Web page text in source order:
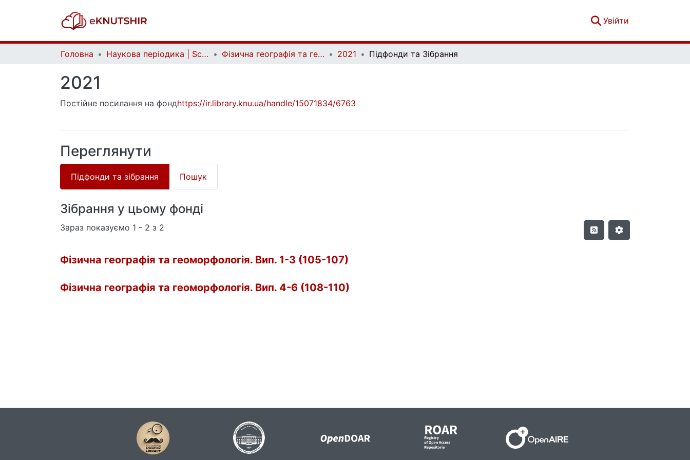
Увійти
Головна Наукова періодика | Scientific periodicals Фізична географія та геоморфологія | Physical Geography and Geomorphology 2021 Підфонди та Зібрання
2021
Постійне посилання на фондhttps://ir.library.knu.ua/handle/15071834/6763
Переглянути
Підфонди та зібрання Пошук
Зібрання у цьому фонді
Зараз показуємо 1 - 2 з 2
Фізична географія та геоморфологія. Вип. 1-3 (105-107)
Фізична географія та геоморфологія. Вип. 4-6 (108-110)